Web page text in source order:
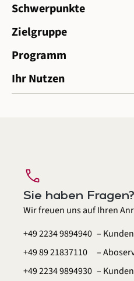
Schwerpunkte
Zielgruppe
Programm
Ihr Nutzen
call
Sie haben Fragen?
Wir freuen uns auf Ihren
+49 2234 9894940 –
+49 89 21837110
–
+49 2234 9894930 –